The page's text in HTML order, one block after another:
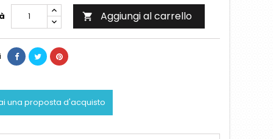
 Aggiungi al carrello
una proposta d'acquisto